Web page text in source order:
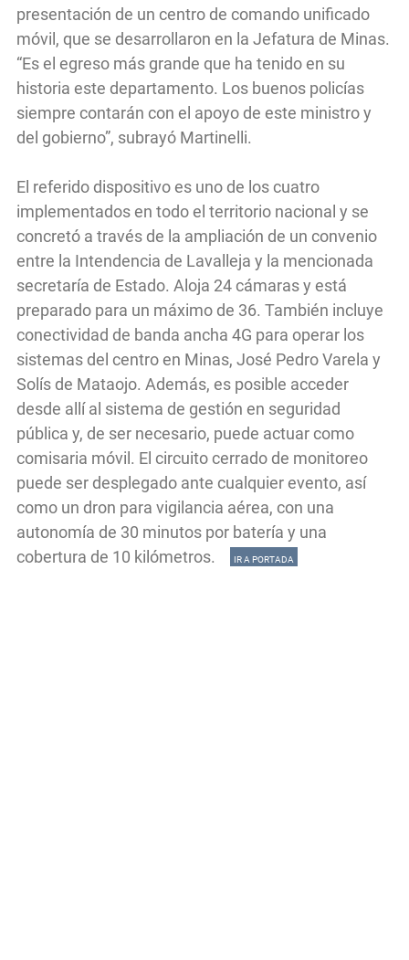
presentación de un centro de comando unificado
móvil, que se desarrollaron en la Jefatura de Minas.
“Es el egreso más grande que ha tenido en su
historia este departamento. Los buenos policías
siempre contarán con el apoyo de este ministro y
del gobierno”, subrayó Martinelli.
El referido dispositivo es uno de los cuatro
implementados en todo el territorio nacional y se
concretó a través de la ampliación de un convenio
entre la Intendencia de Lavalleja y la mencionada
secretaría de Estado. Aloja 24 cámaras y está
preparado para un máximo de 36. También incluye
conectividad de banda ancha 4G para operar los
sistemas del centro en Minas, José Pedro Varela y
Solís de Mataojo. Además, es posible acceder
desde allí al sistema de gestión en seguridad
pública y, de ser necesario, puede actuar como
comisaria móvil. El circuito cerrado de monitoreo
puede ser desplegado ante cualquier evento, así
como un dron para vigilancia aérea, con una
autonomía de 30 minutos por batería y una
cobertura de 10 kilómetros.
IR A PORTADA